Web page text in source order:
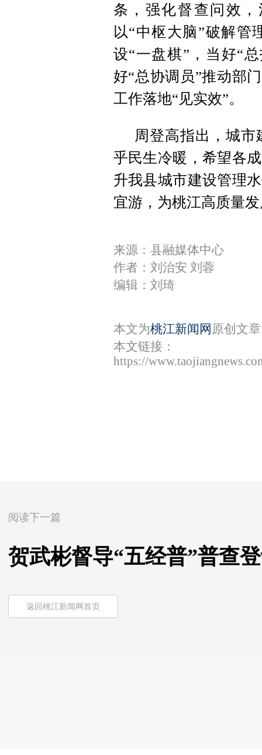
条，强化督查问效
以“中枢大脑”破解管
设“一盘棋”，当好“
好“总协调员”推动部
工作落地“见实效”。
周登高指出，城
乎民生冷暖，希望各
升我县城市建设管理
宜游，为桃江高质量
来源：县融媒体中心
作者：刘治安 刘蓉
编辑：刘琦
本文为桃江新闻网 原创文
本文链接：
https://
阅读下一篇
贺武彬督导“五经普”普查
返回桃江新闻网首页